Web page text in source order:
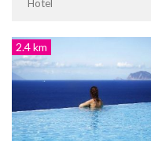
Hotel
2.4 km